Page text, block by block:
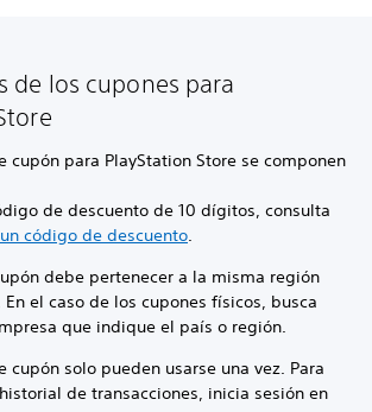
de los cupones para
cupón para PlayStation Store se componen
de descuento de 10 dígitos, consulta
código de descuento.
debe pertenecer a la misma región
el caso de los cupones físicos, busca
que indique el país o región.
cupón solo pueden usarse una vez. Para
de transacciones, inicia sesión en